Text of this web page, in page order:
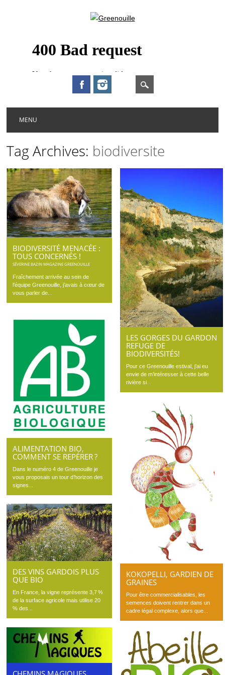
Main menu
MENU
Tag Archives: biodiversite
BIODIVERSITÉ MENACÉE :
TOUS CONCERNÉS !
SÉVERINE BAZIN MAGAZINE GREENOUILLE
Fraîchement arrivée au sein de
l’équipe Greenouille, j’avais à cœur de
vous parler de...
LES GORGES DU GARDON
REFUGE DE
BIODIVERSITÉS!
Pour ce Greenouille estival, j’ai eu
envie de m’intéresser à cette belle
rivière si...
ALIMENTATION BIO,
COMMENT SE REPÉRER ?
Dans le numéro 4 de Greenouille je
vous proposais un tour d’horizon des
signes...
KOKOPELLI, GARDIEN DE
GRAINES
Pour être commercialisables, les
semences doivent rentrer dans un
cadre légal complexe, alors que...
DES VINS GARDOIS PLUS
QUE BIO
En France, la vigne représente 3,7 %
de la surface agricole mais utilise 20
% des...